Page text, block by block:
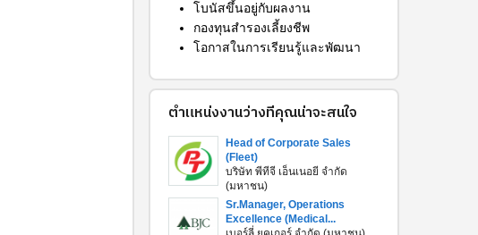
โบนัสขึ้นอยู่กับผลงาน
กองทุนสำรองเลี้ยงชีพ
โอกาสในการเรียนรู้และพัฒนา
ตำแหน่งงานว่างที่คุณน่าจะสนใจ
Head of Corporate Sales
(Fleet)
บริษัท พีทีจี เอ็นเนอยี จำกัด
(มหาชน)
Sr.Manager, Operations
Excellence (Medical...